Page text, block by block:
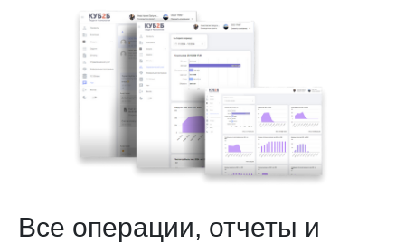
Все операции, отчеты и